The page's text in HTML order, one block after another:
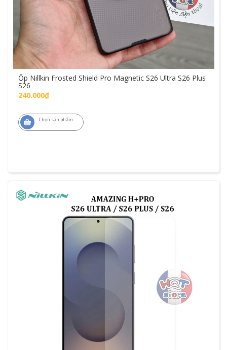
Ốp Nillkin Frosted Shield Pro Magnetic S26 Ultra S26 Plus
S26
240.000₫
Chọn sản phẩm